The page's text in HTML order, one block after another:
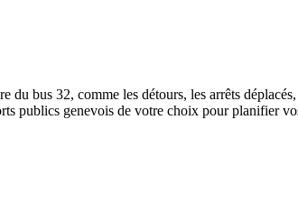
bus 32, comme les détours, les arrêts
publics genevois de votre choix pour planifier